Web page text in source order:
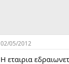
02/05/2012
Η εταιρια